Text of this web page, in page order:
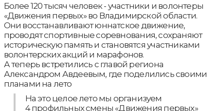
Более 120 тысяч человек - участники и волонтеры
«Движения первых» во Владимирской области.
Они восстанавливают юннатское движение,
проводят спортивные соревнования, сохраняют
историческую память и становятся участниками
волонтерских акций и марафонов.
А теперь встретились с главой региона
Александром Авдеевым, где поделились своими
планами на лето
На это целое лето мы организуем
4 профильных смены «Движения первых»